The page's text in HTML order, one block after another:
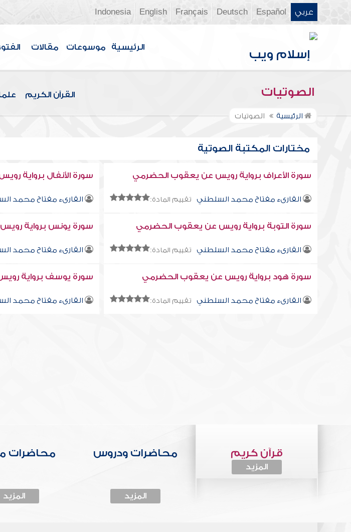
عربي Español
Deutsch
Français
English
Indonesia
الرئيسية موسوعات مقالات
الصوتيات القرآن الكريم
الرئيسية الصوتيات
مختارات المكتبة الصوتية
سورة الأعراف برواية رويس عن يعقوب الحضرمي
القارىء مفتاح محمد السلطني تقييم المادة:
سورة الأنفال برواية
القارىء مفتاح محمد
سورة التوبة برواية رويس عن يعقوب الحضرمي
القارىء مفتاح محمد السلطني تقييم المادة:
سورة يونس برواية
القارىء مفتاح محمد
سورة هود برواية رويس عن يعقوب الحضرمي
القارىء مفتاح محمد السلطني تقييم المادة:
سورة يوسف برواية
القارىء مفتاح محمد
قرآن كريم
المزيد
محاضرات ودروس
المزيد
محاضرات
المزيد